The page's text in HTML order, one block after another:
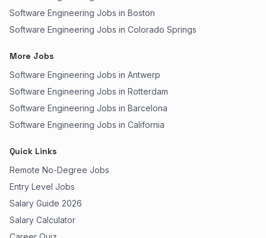
Software Engineering Jobs in Boston
Software Engineering Jobs in Colorado Springs
More Jobs
Software Engineering Jobs in Antwerp
Software Engineering Jobs in Rotterdam
Software Engineering Jobs in Barcelona
Software Engineering Jobs in California
Quick Links
Remote No-Degree Jobs
Entry Level Jobs
Salary Guide 2026
Salary Calculator